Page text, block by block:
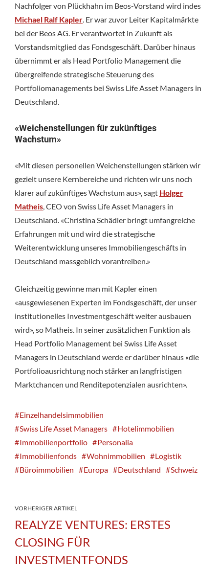
Nachfolger von Plückhahn im Beos-Vorstand wird indes
Michael Ralf Kapler . Er war zuvor Leiter Kapitalmärkte
bei der Beos AG. Er verantwortet in Zukunft als
Vorstandsmitglied das Fondsgeschäft. Darüber hinaus
übernimmt er als Head Portfolio Management die
übergreifende strategische Steuerung des
Portfoliomanagements bei Swiss Life Asset Managers in
Deutschland.
«Weichenstellungen für zukünftiges
Wachstum»
«Mit diesen personellen Weichenstellungen stärken wir
gezielt unsere Kernbereiche und richten wir uns noch
klarer auf zukünftiges Wachstum aus», sagt Holger
Matheis , CEO von Swiss Life Asset Managers in
Deutschland. «Christina Schädler bringt umfangreiche
Erfahrungen mit und wird die strategische
Weiterentwicklung unseres Immobiliengeschäfts in
Deutschland massgeblich vorantreiben.»
Gleichzeitig gewinne man mit Kapler einen
«ausgewiesenen Experten im Fondsgeschäft, der unser
institutionelles Investmentgeschäft weiter ausbauen
wird», so Matheis. In seiner zusätzlichen Funktion als
Head Portfolio Management bei Swiss Life Asset
Managers in Deutschland werde er darüber hinaus «die
Portfolioausrichtung noch stärker an langfristigen
Marktchancen und Renditepotenzialen ausrichten».
Einzelhandelsimmobilien
Swiss Life Asset Managers
Hotelimmobilien
Immobilienportfolio
Personalia
Immobilienfonds
Wohnimmobilien
Logistik
Büroimmobilien
Europa Deutschland Schweiz
VORHERIGER ARTIKEL
REALYZE VENTURES: ERSTES
CLOSING FÜR
INVESTMENTFONDS